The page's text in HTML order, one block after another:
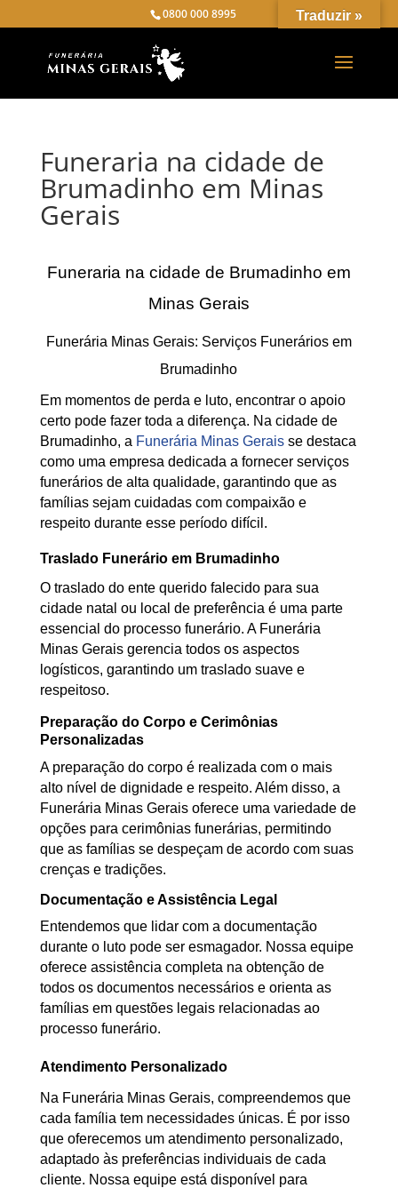
0800 000 8995
Funeraria na cidade de
Brumadinho em Minas
Gerais
Funeraria na cidade de Brumadinho em
Minas Gerais
Funerária Minas Gerais: Serviços Funerários em
Brumadinho
Em momentos de perda e luto, encontrar o apoio
certo pode fazer toda a diferença. Na cidade de
Brumadinho, a Funerária Minas Geraisse destaca
como uma empresa dedicada a fornecer serviços
funerários de alta qualidade, garantindo que as
famílias sejam cuidadas com compaixão e
respeito durante esse período difícil.
Traslado Funerário em Brumadinho
O traslado do ente querido falecido para sua
cidade natal ou local de preferência é uma parte
essencial do processo funerário. A Funerária
Minas Gerais gerencia todos os aspectos
logísticos, garantindo um traslado suave e
respeitoso.
Preparação do Corpo e Cerimônias
Personalizadas
A preparação do corpo é realizada com o mais
alto nível de dignidade e respeito. Além disso, a
Funerária Minas Gerais oferece uma variedade de
opções para cerimônias funerárias, permitindo
que as famílias se despeçam de acordo com suas
crenças e tradições.
Documentação e Assistência Legal
Entendemos que lidar com a documentação
durante o luto pode ser esmagador. Nossa equipe
oferece assistência completa na obtenção de
todos os documentos necessários e orienta as
famílias em questões legais relacionadas ao
processo funerário.
Atendimento Personalizado
Na Funerária Minas Gerais, compreendemos que
cada família tem necessidades únicas. É por isso
que oferecemos um atendimento personalizado,
adaptado às preferências individuais de cada
cliente. Nossa equipe está disponível para
Traduzir »